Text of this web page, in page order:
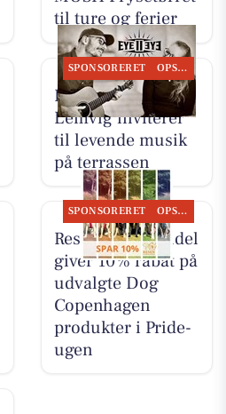
til ture og ferier
SPONSORERET OPSLAGSTAVLEN
Restaurant Luna
Lemvig inviterer
til levende musik
på terrassen
SPONSORERET OPSLAGSTAVLEN
Resen Landhandel
giver 10% rabat på
udvalgte Dog
Copenhagen
produkter i Pride-
ugen